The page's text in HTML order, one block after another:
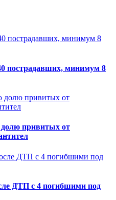
пострадавших, минимум 8
привитых от
ДТП с 4 погибшими под